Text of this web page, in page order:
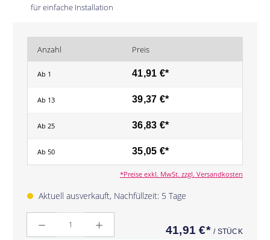
für einfache Installation
Anzahl Preis
Ab 1 41,91 €*
Ab 13 39,37 €*
Ab 25 36,83 €*
Ab 50 35,05 €*
*Preise exkl. MwSt. zzgl. Versandkosten
Aktuell ausverkauft, Nachfüllzeit: 5 Tage
Anzahl
41,91 €*/ STÜCK